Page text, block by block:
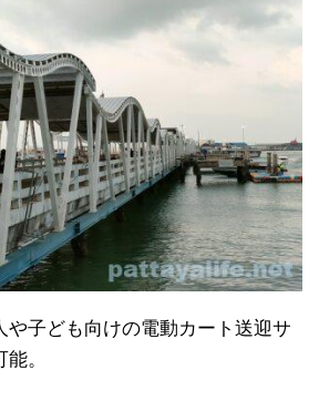
や子ども向けの電動カート送迎サ
。